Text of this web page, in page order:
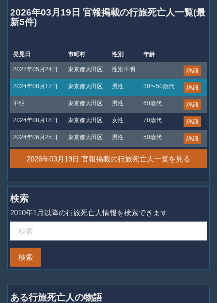
2026年03月19日 官報掲載の行旅死亡人一覧(最
新5件)
発見日 市町村 性別 年齢
2022年05月24日 東京都大田区 性別不明 詳細
2024年08月17日 東京都大田区 男性 30〜50歳代 詳細
不明 東京都大田区 男性 60歳代 詳細
2024年08月18日 東京都大田区 女性 70歳代 詳細
2024年06月25日 東京都大田区 男性 50歳代 詳細
2026年03月19日 官報掲載の行旅死亡人一覧を見る
検索
2010年1月以降の行旅死亡人情報を検索できます
ある行旅死亡人の物語